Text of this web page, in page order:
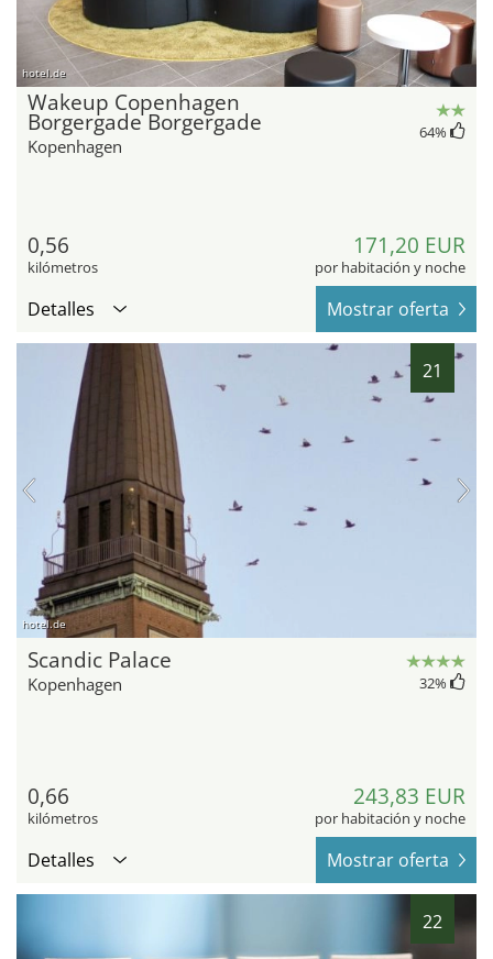
hotel.de
Wakeup Copenhagen
Borgergade Borgergade
Kopenhagen
64%
0,56
kilómetros
171,20 EUR
por habitación y noche
Detalles Mostrar oferta
21
hotel.de
Scandic Palace
Kopenhagen 32%
0,66
kilómetros
243,83 EUR
por habitación y noche
Detalles Mostrar oferta
22